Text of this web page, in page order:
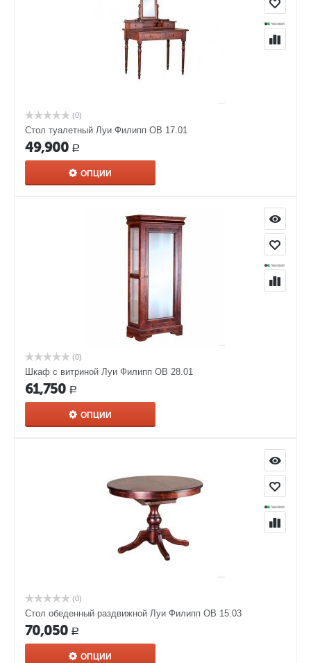
(0)
Стол туалетный Луи Филипп ОВ 17.01
49,900 Р
ОПЦИИ
(0)
Шкаф с витриной Луи Филипп ОВ 28.01
61,750 Р
ОПЦИИ
(0)
Стол обеденный раздвижной Луи Филипп ОВ 15.03
70,050 Р
ОПЦИИ